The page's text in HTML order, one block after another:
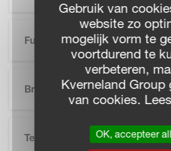
Functionaliteiten
Brochure
SKIP BROCHURE
Technische Specificatie
Gebruik van
website zo
mogelijk vorm te
voortdurend te
verbeteren,
Kverneland Group
van cookies.
OK, accepteer